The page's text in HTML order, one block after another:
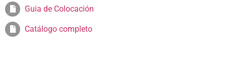
Guia de Colocación
Catálogo completo